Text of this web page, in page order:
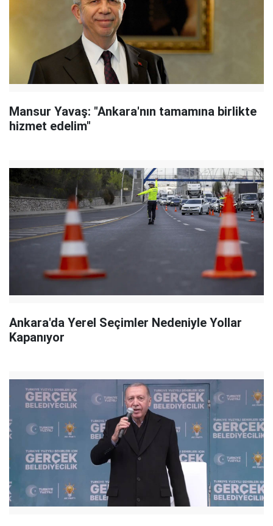
Mansur Yavaş: "Ankara'nın tamamına birlikte
hizmet edelim"
Ankara'da Yerel Seçimler Nedeniyle Yollar
Kapanıyor